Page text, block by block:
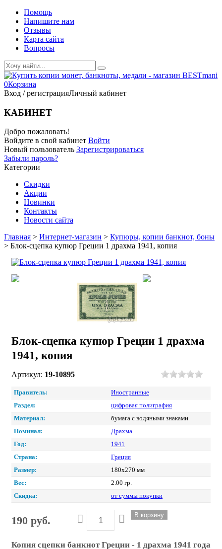
Помощь
Напишите нам
Отзывы
Карта сайта
Вопросы
0Корзина
Вход / регистрацияЛичный кабинет
КАБИНЕТ
Добро пожаловать!
Войдите в свой кабинет Войти
Новый пользователь Зарегистрироваться
Забыли пароль?
Категории
Скидки
Акции
Новинки
Контакты
Новости сайта
Главная > Интернет-магазин > Купюры, копии банкнот, боны
> Блок-сцепка купюр Греции 1 драхма 1941, копия
Блок-сцепка купюр Греции 1 драхма
1941, копия
Артикул: 19-10895
Правитель:
Иностранные
Раздел:
цифровая полиграфия
Материал:
бумага с водяными знаками
Номинал:
Драхма
Год:
1941
Страна:
Греция
Размер:
180х270 мм
Вес:
2.00 гр.
Скидка:
от суммы покупки
190 руб.
Копия сцепки банкнот Греции - 1 драхма 1941 года